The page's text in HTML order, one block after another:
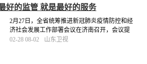
好的监管 就是最好的服务
2月27日，全省统筹推进新冠肺炎疫情防控和经
济社会发展工作部署会议在济南召开，会议提
出了统筹推进疫情防控和经济社会发展工作的
02-28 08-02 山东卫视